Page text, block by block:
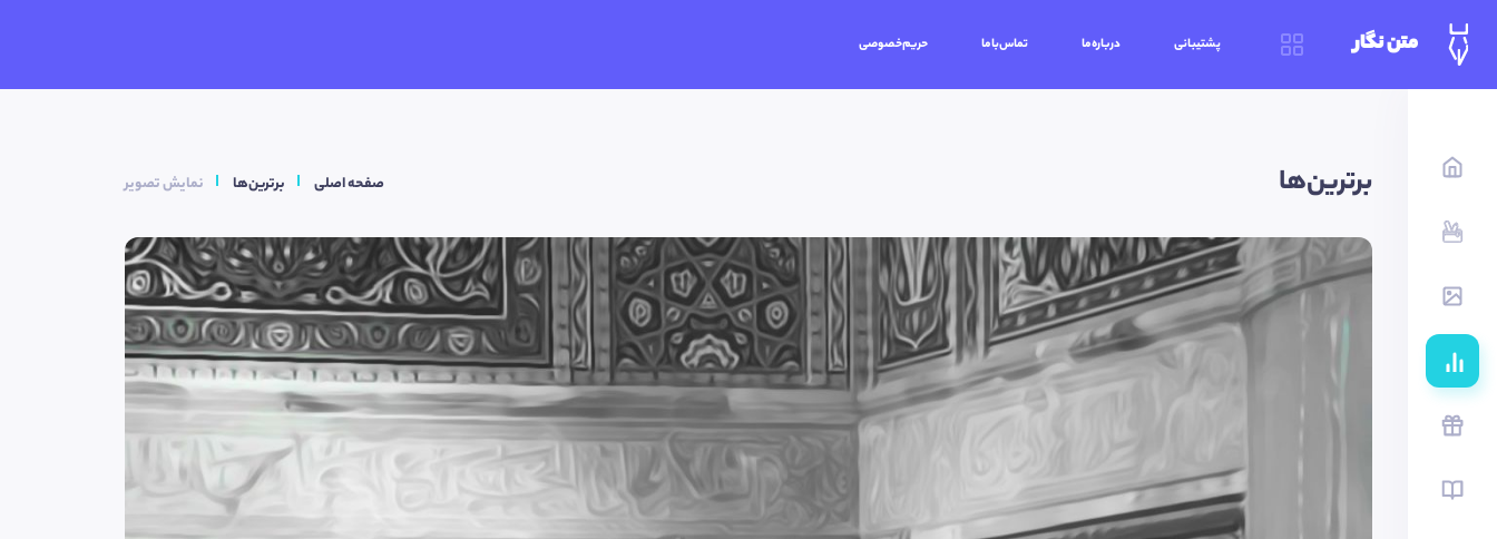
متن نگار پشتیبانی درباره‌ما تماس‌باما حریم‌خصوصی
برترین‌ها صفحه اصلی برترین‌ها نمایش تصویر